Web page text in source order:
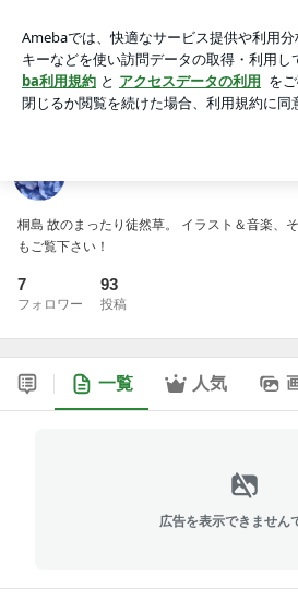
アプリをダウンロードして ブログの更新
ょう。
桐島 故のまったり徒然草。 イラスト＆音楽、
もご覧下さい！
7
フォロワー
93
投稿
一覧 人気
広告を表示できません